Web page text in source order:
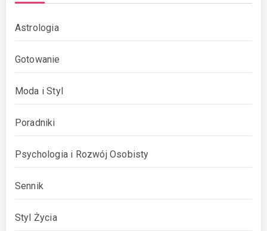
Astrologia
Gotowanie
Moda i Styl
Poradniki
Psychologia i Rozwój Osobisty
Sennik
Styl Życia